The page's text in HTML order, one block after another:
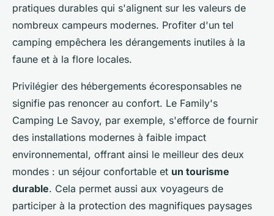
pratiques durables qui s'alignent sur les valeurs de
nombreux campeurs modernes. Profiter d'un tel
camping empêchera les dérangements inutiles à la
faune et à la flore locales.
Privilégier des hébergements écoresponsables ne
signifie pas renoncer au confort. Le Family's
Camping Le Savoy, par exemple, s'efforce de fournir
des installations modernes à faible impact
environnemental, offrant ainsi le meilleur des deux
mondes : un séjour confortable et un tourisme
durable. Cela permet aussi aux voyageurs de
participer à la protection des magnifiques paysages